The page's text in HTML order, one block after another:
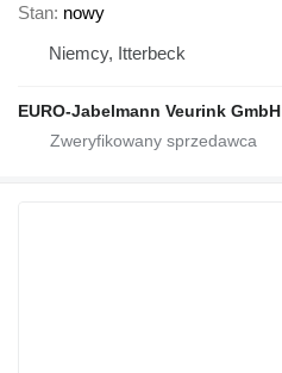
Stan nowy
Niemcy, Itterbeck
EURO-Jabelmann Veurink GmbH